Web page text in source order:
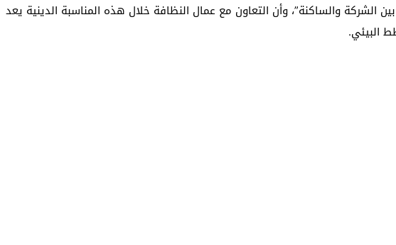
الشركة والساكنة”، وأن التعاون مع عمال النظافة خلال هذه المناسبة الدينية يعد
البيئي.